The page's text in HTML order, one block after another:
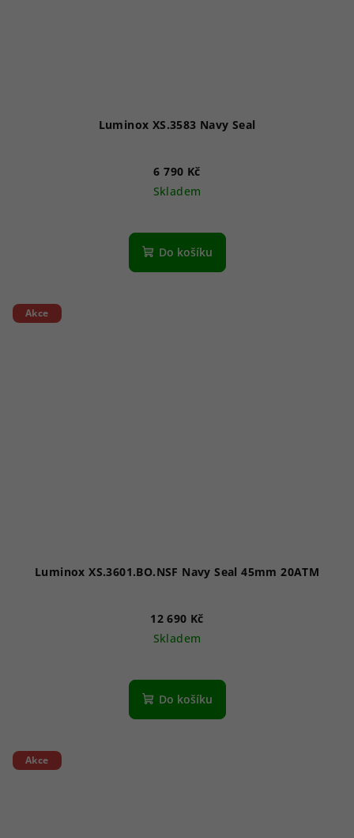
Luminox XS.3583 Navy Seal
6 790 Kč
Skladem
Do košíku
Akce
Luminox XS.3601.BO.NSF Navy Seal 45mm 20ATM
12 690 Kč
Skladem
Do košíku
Akce